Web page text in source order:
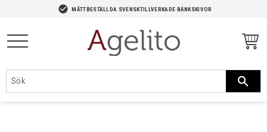
check_circle MÅTTBESTÄLLDA SVENSKTILLVERKADE BÄNKSKIVOR